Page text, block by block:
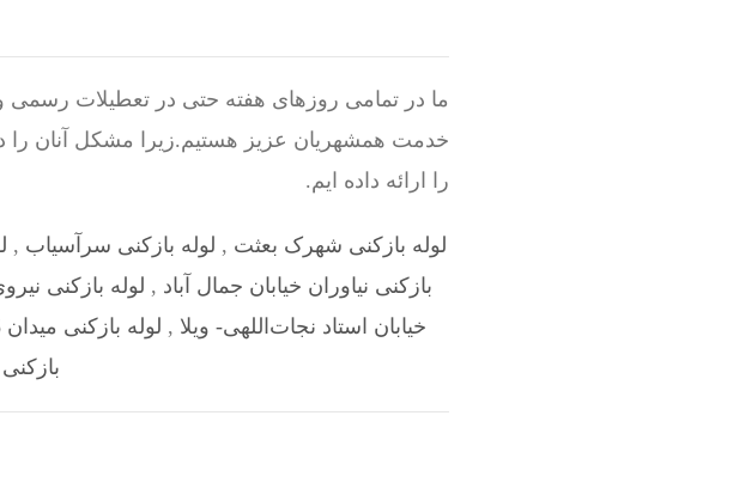
ما در تمامی روزهای هفته حتی در تعطیلات رسمی
خدمت همشهریان عزیز هستیم.زیرا مشکل آنان
را ارائه داده ایم.
لوله بازکنی شهرک بعثت , لوله بازکنی سرآسیاب ,
بازکنی نیاوران خیابان جمال آباد , لوله بازکنی
خیابان استاد نجات‌اللهی- ویلا , لوله بازکنی میدان 15 خرداد (میدان ارگ)